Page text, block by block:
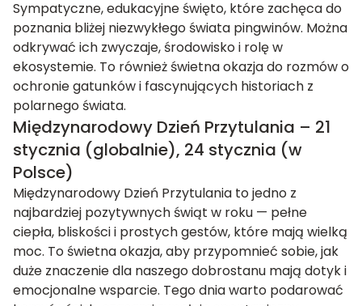
Sympatyczne, edukacyjne święto, które zachęca do
poznania bliżej niezwykłego świata pingwinów. Można
odkrywać ich zwyczaje, środowisko i rolę w
ekosystemie. To również świetna okazja do rozmów o
ochronie gatunków i fascynujących historiach z
polarnego świata.
Międzynarodowy Dzień Przytulania – 21
stycznia (globalnie), 24 stycznia (w
Polsce)
Międzynarodowy Dzień Przytulania to jedno z
najbardziej pozytywnych świąt w roku — pełne
ciepła, bliskości i prostych gestów, które mają wielką
moc. To świetna okazja, aby przypomnieć sobie, jak
duże znaczenie dla naszego dobrostanu mają dotyk i
emocjonalne wsparcie. Tego dnia warto podarować